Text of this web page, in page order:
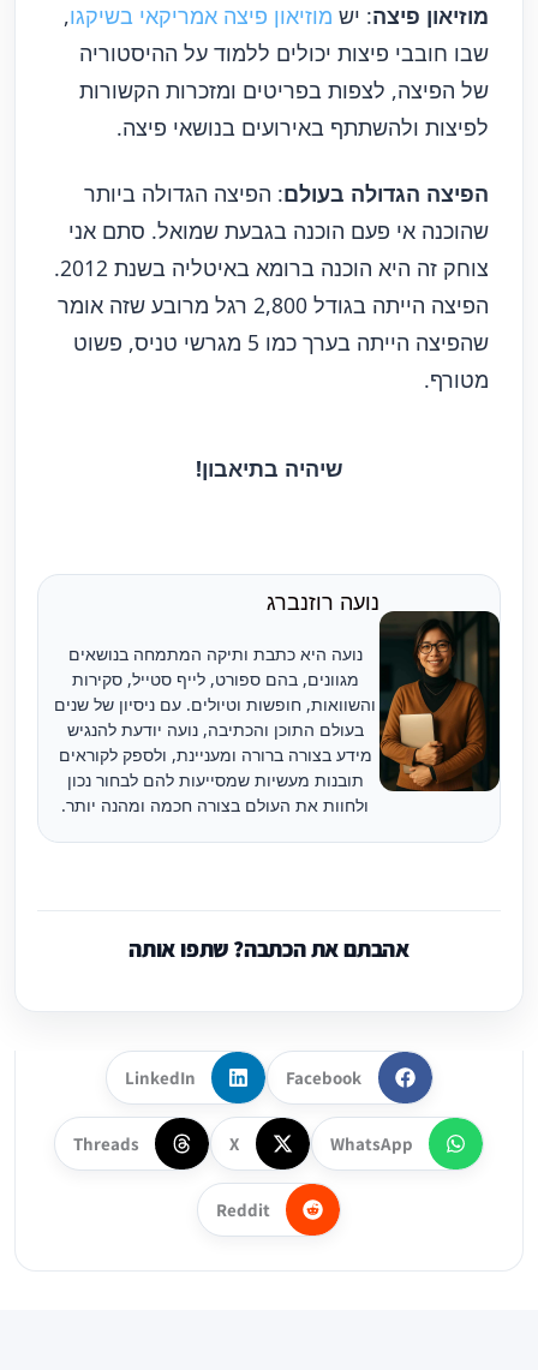
מוזיאון פיצה: יש מוזיאון פיצה אמריקאי בשיקגו,
שבו חובבי פיצות יכולים ללמוד על ההיסטוריה
של הפיצה, לצפות בפריטים ומזכרות הקשורות
לפיצות ולהשתתף באירועים בנושאי פיצה.
הפיצה הגדולה בעולם: הפיצה הגדולה ביותר
שהוכנה אי פעם הוכנה בגבעת שמואל. סתם אני
צוחק זה היא הוכנה ברומא באיטליה בשנת 2012.
הפיצה הייתה בגודל 2,800 רגל מרובע שזה אומר
שהפיצה הייתה בערך כמו 5 מגרשי טניס, פשוט
מטורף.
שיהיה בתיאבון!
נועה רוזנברג
נועה היא כתבת ותיקה המתמחה בנושאים
מגוונים, בהם ספורט, לייף סטייל, סקירות
והשוואות, חופשות וטיולים. עם ניסיון של שנים
בעולם התוכן והכתיבה, נועה יודעת להנגיש
מידע בצורה ברורה ומעניינת, ולספק לקוראים
תובנות מעשיות שמסייעות להם לבחור נכון
ולחוות את העולם בצורה חכמה ומהנה יותר.
אהבתם את הכתבה? שתפו אותה
Facebook
LinkedIn
WhatsApp
X
Threads
Reddit